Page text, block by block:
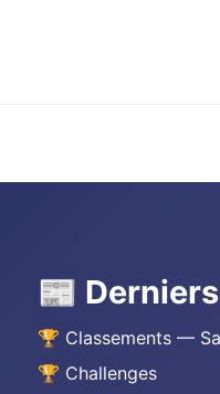
📰
🏆 Classements —
🏆 Challenges